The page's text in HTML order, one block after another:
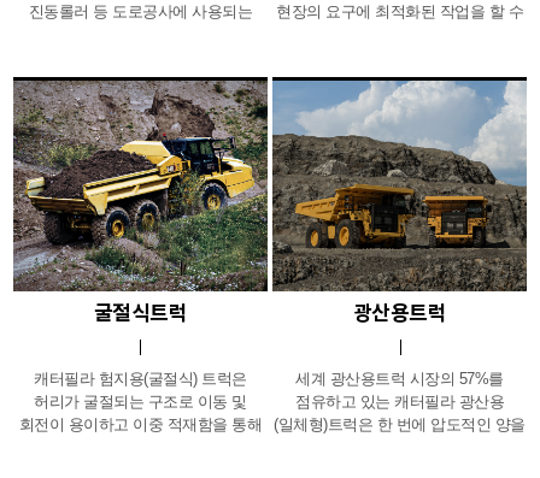
진동롤러 등 도로공사에 사용되는
현장에서도 캐터필라가 여러분의
최고의 사업파트너가 될 것입니다.
현장의 요구에 최적화된 작업을 할 수
운전환경을 제공합니다.
굴절식트럭
캐터필라 험지용(굴절식) 트럭은
허리가 굴절되는 구조로 이동 및
회전이 용이하고 이중 적재함을 통해
광산용트럭
세계 광산용트럭 시장의 57%를
점유하고 있는 캐터필라 광산용
(일체형)트럭은 한 번에 압도적인 양을